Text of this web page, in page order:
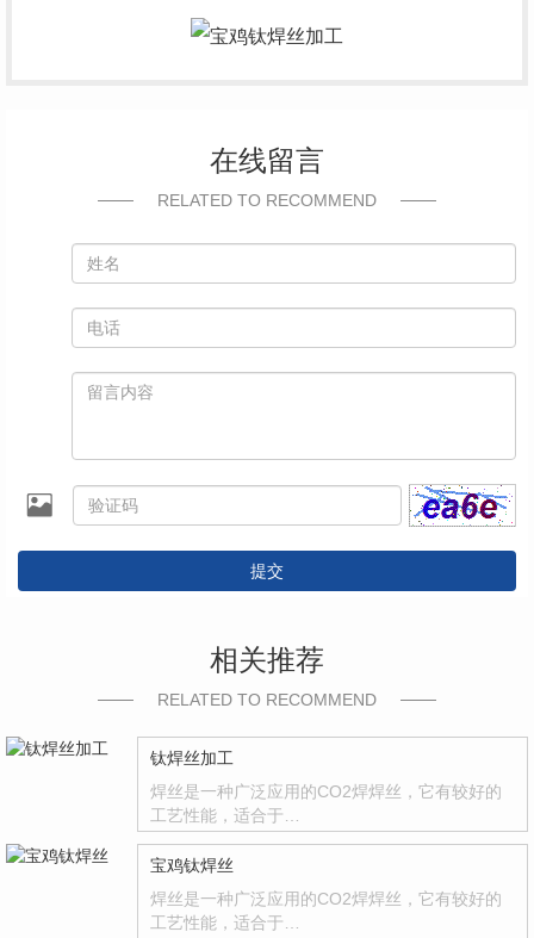
在线留言
RELATED TO RECOMMEND
提交
相关推荐
RELATED TO RECOMMEND
钛焊丝加工
焊丝是一种广泛应用的CO2焊焊丝，它有较好的
工艺性能，适合于…
宝鸡钛焊丝
焊丝是一种广泛应用的CO2焊焊丝，它有较好的
工艺性能，适合于…